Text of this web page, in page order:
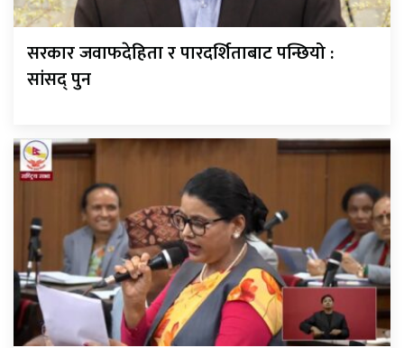
सरकार जवाफदेहिता र पारदर्शिताबाट पन्छियो :
सांसद् पुन